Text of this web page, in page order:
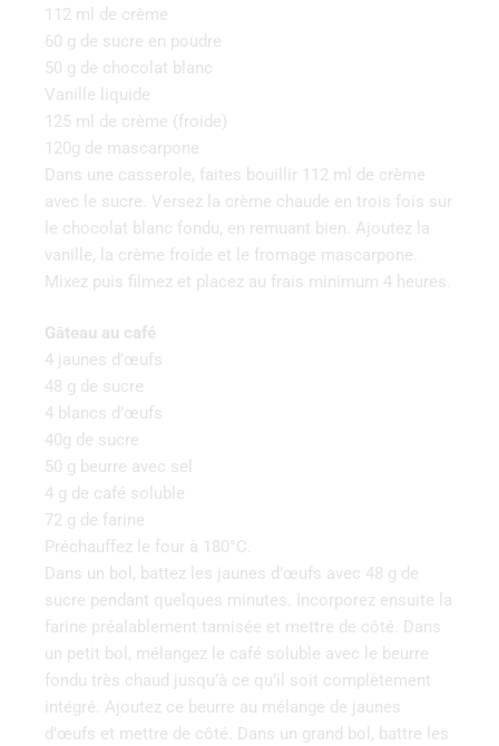
112 ml de crème
60 g de sucre en poudre
50 g de chocolat blanc
Vanille liquide
125 ml de crème (froide)
120g de mascarpone
Dans une casserole, faites bouillir 112 ml de crème
avec le sucre. Versez la crème chaude en trois fois sur
le chocolat blanc fondu, en remuant bien. Ajoutez la
vanille, la crème froide et le fromage mascarpone.
Mixez puis filmez et placez au frais minimum 4 heures.
Gâteau au café
4 jaunes d’œufs
48 g de sucre
4 blancs d’œufs
40g de sucre
50 g beurre avec sel
4 g de café soluble
72 g de farine
Préchauffez le four à 180°C.
Dans un bol, battez les jaunes d’œufs avec 48 g de
sucre pendant quelques minutes. Incorporez ensuite la
farine préalablement tamisée et mettre de côté. Dans
un petit bol, mélangez le café soluble avec le beurre
fondu très chaud jusqu’à ce qu’il soit complètement
intégré. Ajoutez ce beurre au mélange de jaunes
d’œufs et mettre de côté. Dans un grand bol, battre les